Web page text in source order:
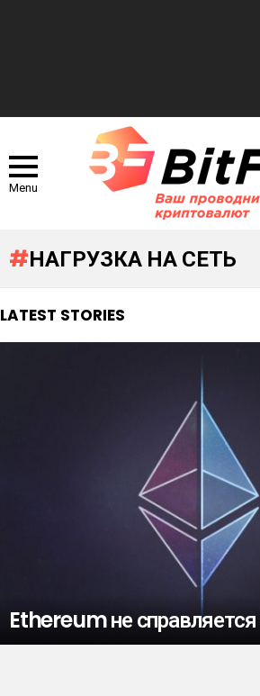
Menu
НАГРУЗКА НА СЕТЬ
LATEST STORIES
Ethereum не справляется